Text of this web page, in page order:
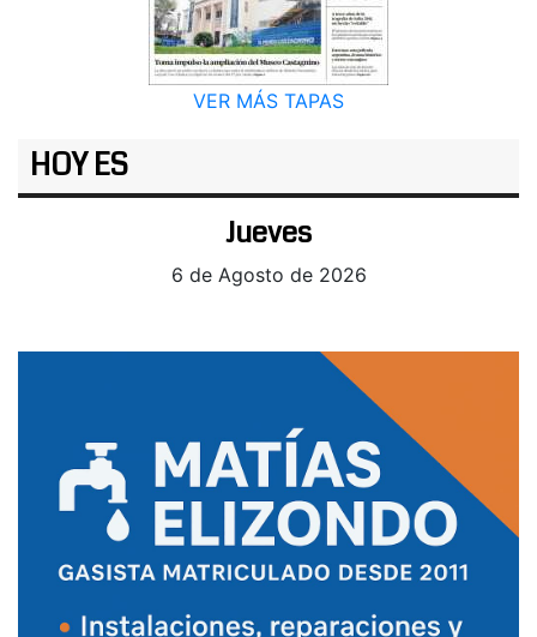
VER MÁS TAPAS
HOY ES
Jueves
6 de Agosto de 2026